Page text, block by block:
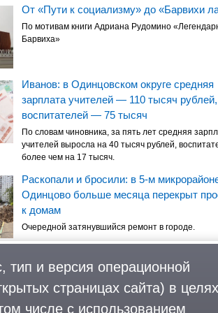
От «Пути к социализму» до «Барвихи
По мотивам книги Адриана Рудомино
Барвиха»
Иванов: в Одинцовском округе средняя
зарплата учителей — 110 тысяч рублей,
воспитателей — 75 тысяч
По словам чиновника, за пять лет средняя
учителей выросла на 40 тысяч рублей,
более чем на 17 тысяч.
Раскопали и бросили: в 5-м
Одинцово больше месяца перекрыт
к домам
Очередной затянувшийся ремонт в городе.
Обратная связь
Политика обработки
тип и версия операционной
страницах сайта) в целях
числе с использованием